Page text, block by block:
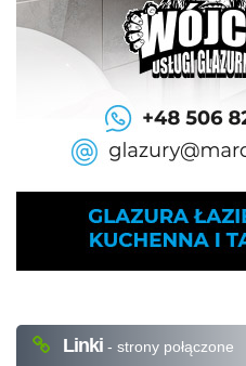
Linki - strony połączone